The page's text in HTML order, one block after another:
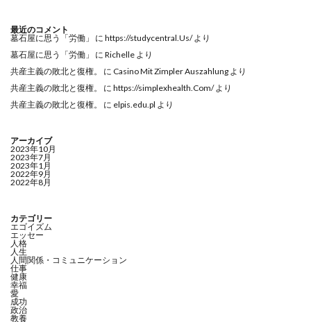
最近のコメント
墓石屋に思う「労働」
に https://studycentral.Us/より
墓石屋に思う「労働」
に Richelle より
共産主義の敗北と復権。
に Casino Mit Zimpler Auszahlung より
共産主義の敗北と復権。
に https://simplexhealth.Com/より
共産主義の敗北と復権。
に elpis.edu.pl より
アーカイブ
2023年10月
2023年7月
2023年1月
2022年9月
2022年8月
カテゴリー
エゴイズム
エッセー
人格
人生
人間関係・コミュニケーション
仕事
健康
幸福
愛
成功
政治
教養